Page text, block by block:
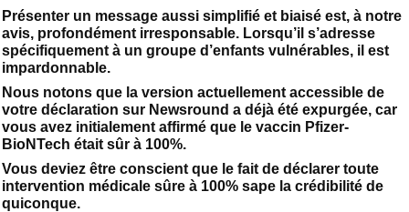
Présenter un message aussi simplifié et biaisé est, à notre
avis, profondément irresponsable. Lorsqu’il s’adresse
spécifiquement à un groupe d’enfants vulnérables, il est
impardonnable.
Nous notons que la version actuellement accessible de
votre déclaration sur Newsround a déjà été expurgée, car
vous avez initialement affirmé que le vaccin Pfizer-
BioNTech était sûr à 100%.
Vous deviez être conscient que le fait de déclarer toute
intervention médicale sûre à 100% sape la crédibilité de
quiconque.